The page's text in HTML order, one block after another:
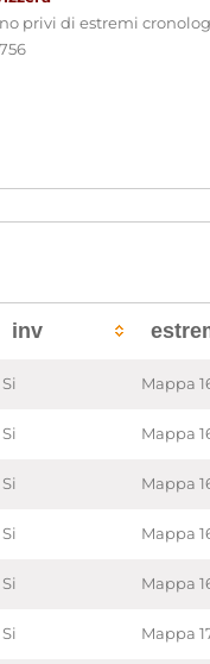
privi di estremi
inv
Si Mappa
Si Mappa
Si Mappa
Si Mappa
Si Mappa
Si Mappa